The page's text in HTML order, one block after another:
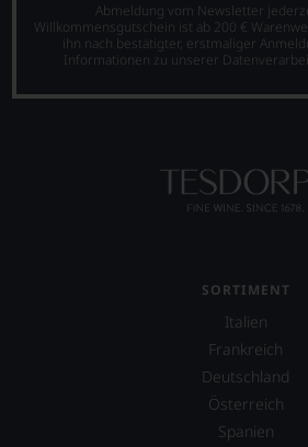
Abmeldung vom Newsletter
Willkommensgutschein ist ab 200 €
ihn nach bestätigter, erstmaliger
Informationen zu unserer
SORTIMENT
Italien
Frankreich
Deutschland
Österreich
Spanien